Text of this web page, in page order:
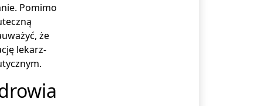
Pomimo
że
lekarz-